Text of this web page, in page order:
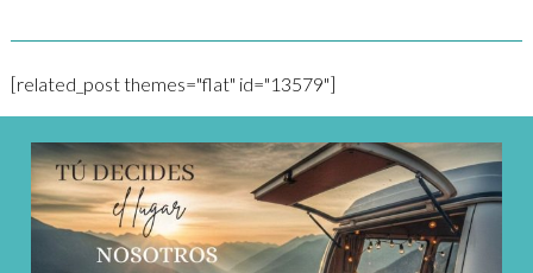
[related_post themes="flat" id="13579"]